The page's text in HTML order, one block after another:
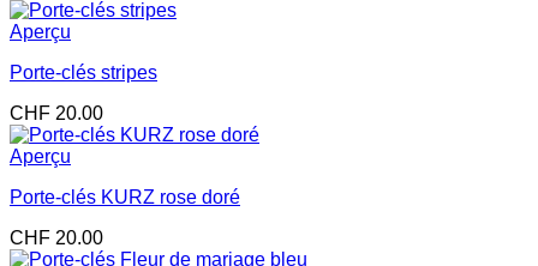
Aperçu
Porte-clés stripes
CHF 20.00
Aperçu
Porte-clés KURZ rose doré
CHF 20.00